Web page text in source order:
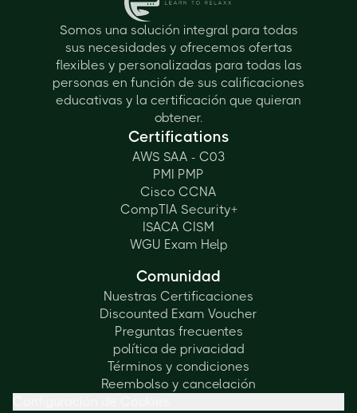
Somos una solución integral para todas
sus necesidades y ofrecemos ofertas
flexibles y personalizadas para todas las
personas en función de sus calificaciones
educativas y la certificación que quieran
obtener.
Certifications
AWS SAA - C03
PMI PMP
Cisco CCNA
CompTIA Security+
ISACA CISM
WGU Exam Help
Comunidad
Nuestras Certificaciones
Discounted Exam Voucher
Preguntas frecuentes
política de privacidad
Términos y condiciones
Reembolso y cancelación